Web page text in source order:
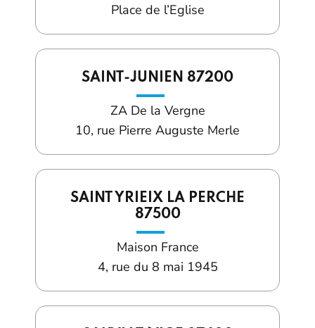
Place de l’Eglise
SAINT-JUNIEN 87200
ZA De la Vergne
10, rue Pierre Auguste Merle
SAINT YRIEIX LA PERCHE
87500
Maison France
4, rue du 8 mai 1945